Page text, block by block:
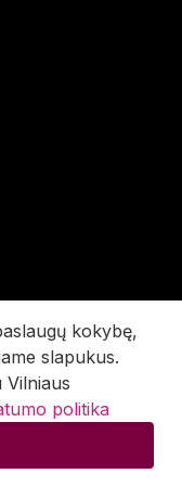
kokybę,
slapukus.
Vilniaus
politika